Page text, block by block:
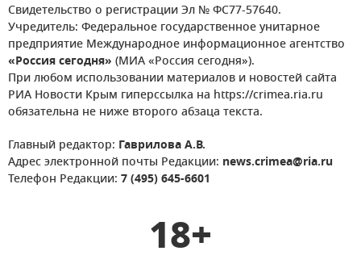
Свидетельство о регистрации Эл № ФС77-57640.
Учредитель: Федеральное государственное унитарное
предприятие Международное информационное агентство
«Россия сегодня» (МИА «Россия сегодня»).
При любом использовании материалов и новостей сайта
РИА Новости Крым гиперссылка на https://crimea.ria.ru
обязательна не ниже второго абзаца текста.
Главный редактор: Гаврилова А.В.
Адрес электронной почты Редакции: news.crimea@ria.ru
Телефон Редакции: 7 (495) 645-6601
18+